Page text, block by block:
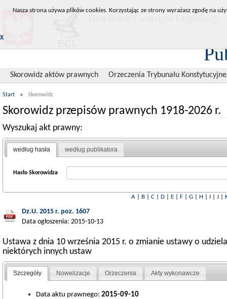
Skorowidz aktów prawnych Orzeczenia Trybunału
Start » Skorowidz
Skorowidz przepisów prawnych 1918-2026 r.
Wyszukaj akt prawny:
według hasła według publikatora
Hasło Skorowidza
A| B| C| D| E| F| G| H| I| J|
Dz.U. 2015 r. poz. 1607
Data ogłoszenia: 2015-10-13
Ustawa z dnia 10 września 2015 r. o zmianie ustawy o
niektórych innych ustaw
Szczegóły Nowelizacje Orzeczenia Akty wykonawcze
Data aktu prawnego: 2015-09-10
Nasza strona używa plików cookies. Korzystając ze strony wyrażasz zgodę na
X